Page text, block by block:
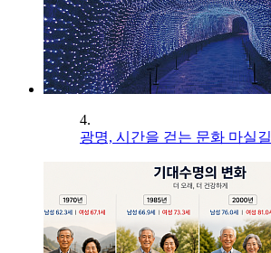
4.
광명, 시간을 걷는 문화 마실길